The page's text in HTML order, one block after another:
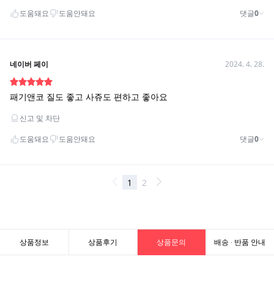
상품정보 상품후기 상품문의 배송 · 반품 안내